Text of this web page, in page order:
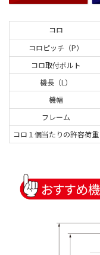
コロ
コロピッチ（P）
コロ取付ボルト
機長（L）
機幅
フレーム
コロ１個当たりの許容荷重